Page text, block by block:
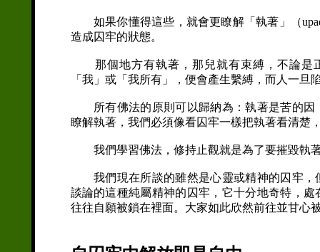
如果你懂得這些，就會更瞭解「執著」（
造成囚牢的狀態。
那個地方有執著，那兒就有束縛，不論是
「我」或「我所有」，便會產生繫縛，而人一旦
所有佛法的原則可以歸納為：執著是苦的因
瞭解執著，我們必須像看囚牢一樣把執著看清楚
我們學習佛法，修持止觀就是為了要摧毀執
我們現在所談的雖然是心靈或精神的囚牢，
談論的這種純屬精神的囚牢，它十分地奇特，
往往自願被鎖在裡面。大家如此欣然前往並甘心